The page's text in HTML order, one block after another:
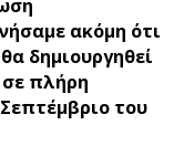
ακόμη ότι
δημιουργηθεί
σε πλήρη
του